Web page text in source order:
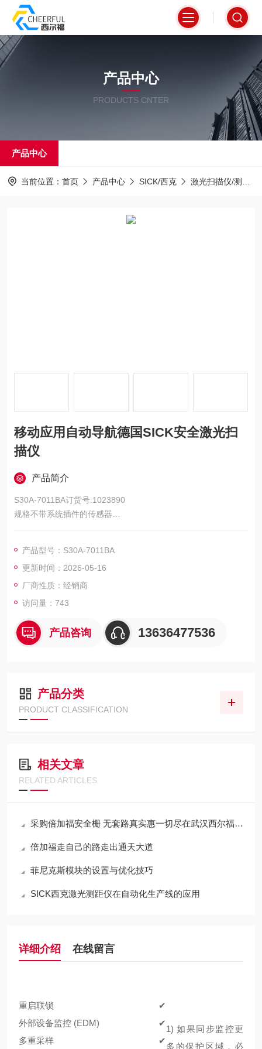
产品中心
PRODUCTS CNTER
产品中心
当前位置： 首页 产品中心 SICK/西克 激光扫描仪/测距仪
移动应用自动导航德国SICK安全激光扫
描仪
产品简介
S30A-7011BA订货号:1023890
规格不带系统插件的传感器
应用领域Indoor防护等级II （EN 50178）
产品型号：S30A-7011BA
更新时间：2026-05-16
厂商性质：经销商
访问量：743
产品咨询 13636477536
产品分类
PRODUCT CLASSIFICATION
相关文章
RELATED ARTICLES
采购倍加福安全栅 无套路真实惠一切尽在武汉西尔福贸易
倍加福走自己的路走出通天大道
菲尼克斯模块的设置与优化技巧
SICK西克激光测距仪在自动化生产线的应用
详细介绍 在线留言
重启联锁
✔
外部设备监控 (EDM)
✔
多重采样
✔
1) 如果同步监控更
多的保护区域，必